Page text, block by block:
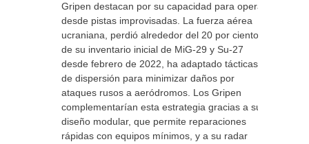
Gripen destacan por su capacidad para operar
desde pistas improvisadas. La fuerza aérea
ucraniana, perdió alrededor del 20 por ciento
de su inventario inicial de MiG-29 y Su-27
desde febrero de 2022, ha adaptado tácticas
de dispersión para minimizar daños por
ataques rusos a aeródromos. Los Gripen
complementarían esta estrategia gracias a su
diseño modular, que permite reparaciones
rápidas con equipos mínimos, y a su radar